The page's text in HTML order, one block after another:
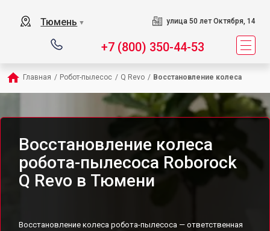
Тюмень ▼ улица 50 лет Октября, 14
+7 (800) 350-44-53
Главная / Робот-пылесос / Q Revo / Восстановление колеса
Восстановление колеса
робота-пылесоса Roborock
Q Revo в Тюмени
Восстановление колеса робота-пылесоса — ответственная